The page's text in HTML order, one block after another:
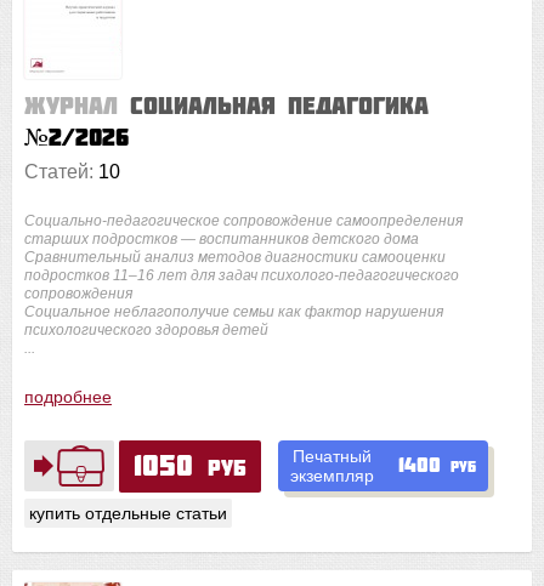
1050 руб
купить отдельные статьи
Печатный
экземпляр
1400 руб
Журнал Социальная педагогика
№2/2026
Статей: 10
Социально-педагогическое сопровождение самоопределения
старших подростков — воспитанников детского дома
Сравнительный анализ методов диагностики самооценки
подростков 11–16 лет для задач психолого-педагогического
сопровождения
Социальное неблагополучие семьи как фактор нарушения
психологического здоровья детей
подробнее